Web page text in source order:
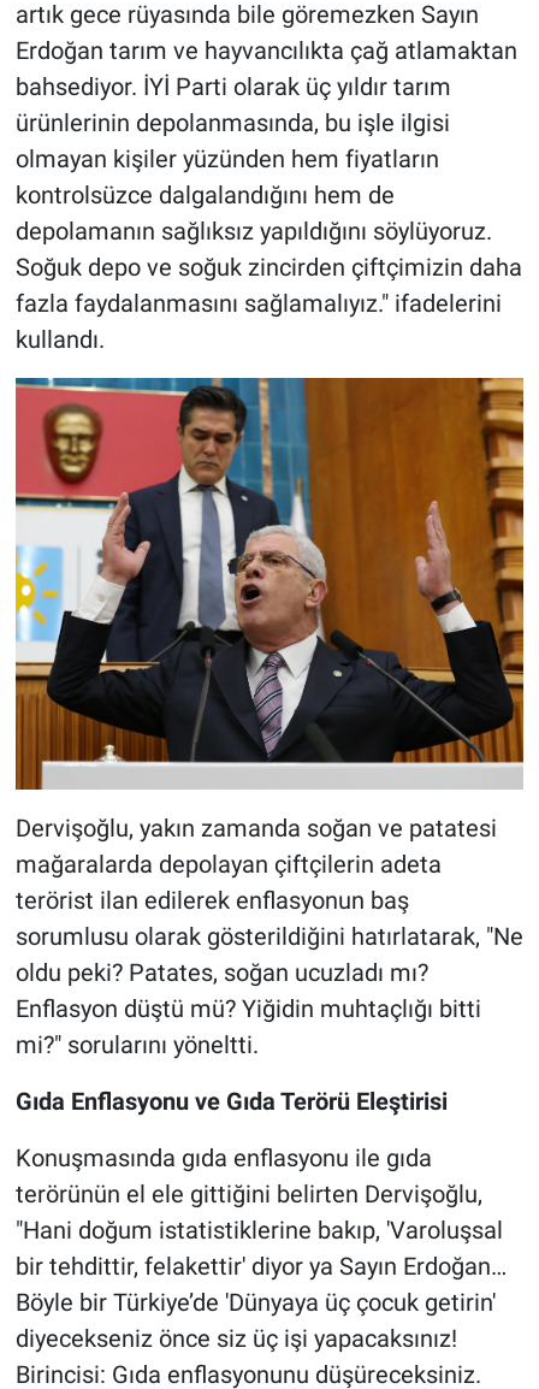
artık gece rüyasında bile göremezken Sayın
Erdoğan tarım ve hayvancılıkta çağ atlamaktan
bahsediyor. İYİ Parti olarak üç yıldır tarım
ürünlerinin depolanmasında, bu işle ilgisi
olmayan kişiler yüzünden hem fiyatların
kontrolsüzce dalgalandığını hem de
depolamanın sağlıksız yapıldığını söylüyoruz.
Soğuk depo ve soğuk zincirden çiftçimizin daha
fazla faydalanmasını sağlamalıyız." ifadelerini
kullandı.
Dervişoğlu, yakın zamanda soğan ve patatesi
mağaralarda depolayan çiftçilerin adeta
terörist ilan edilerek enflasyonun baş
sorumlusu olarak gösterildiğini hatırlatarak, "Ne
oldu peki? Patates, soğan ucuzladı mı?
Enflasyon düştü mü? Yiğidin muhtaçlığı bitti
mi?" sorularını yöneltti.
Gıda Enflasyonu ve Gıda Terörü Eleştirisi
Konuşmasında gıda enflasyonu ile gıda
terörünün el ele gittiğini belirten Dervişoğlu,
"Hani doğum istatistiklerine bakıp, 'Varoluşsal
bir tehdittir, felakettir' diyor ya Sayın Erdoğan…
Böyle bir Türkiye’de 'Dünyaya üç çocuk getirin'
diyecekseniz önce siz üç işi yapacaksınız!
Birincisi: Gıda enflasyonunu düşüreceksiniz.